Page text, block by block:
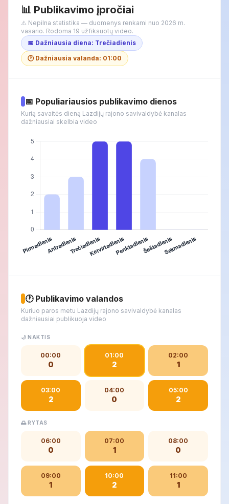
📊 Publikavimo įpročiai
⚠️ Nepilna statistika — duomenys renkami nuo 2026 m.
vasario. Rodoma 19 užfiksuotų video.
📅 Dažniausia diena: Trečiadienis
🕐 Dažniausia valanda: 01:00
📅 Populiariausios publikavimo dienos
Kurią savaitės dieną Lazdijų rajono savivaldybė kanalas
dažniausiai skelbia video
🕐 Publikavimo valandos
Kuriuo paros metu Lazdijų rajono savivaldybė kanalas
dažniausiai publikuoja video
🌙 NAKTIS
00:00
0
01:00
2
02:00
1
03:00
2
04:00
0
05:00
2
🌅 RYTAS
06:00
0
07:00
1
08:00
0
09:00
1
10:00
2
11:00
1